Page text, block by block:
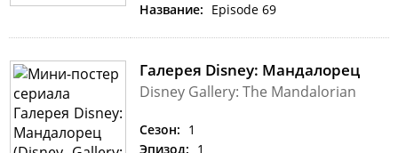
Название: Episode 69
Галерея Disney: Мандалорец
Disney Gallery: The Mandalorian
Сезон: 1
Эпизод: 1